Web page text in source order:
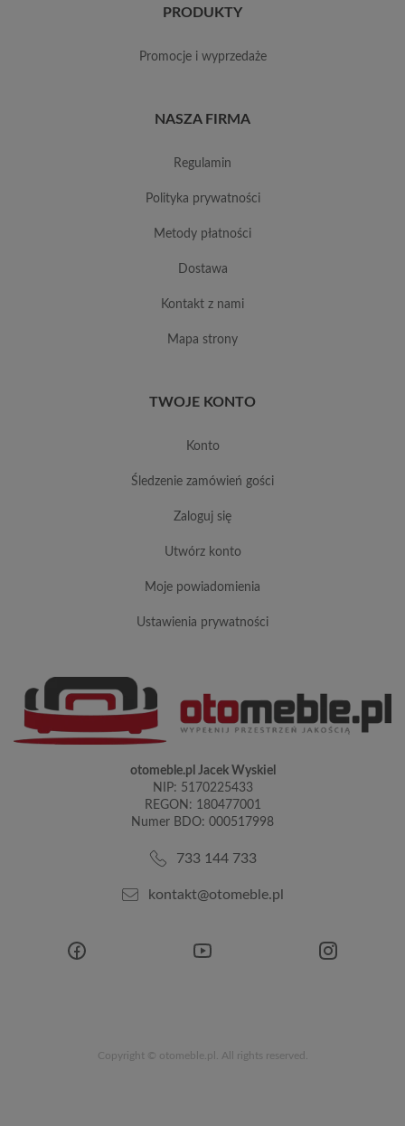
PRODUKTY
promocje i wyprzedaże
NASZA FIRMA
regulamin
polityka prywatności
metody płatności
dostawa
kontakt z nami
mapa strony
TWOJE KONTO
konto
śledzenie zamówień gości
zaloguj się
utwórz konto
moje powiadomienia
ustawienia prywatności
otomeble.pl Jacek Wyskiel
NIP: 5170225433
REGON: 180477001
Numer BDO: 000517998
733 144 733
kontakt@otomeble.pl
Copyright © otomeble.pl. All rights reserved.